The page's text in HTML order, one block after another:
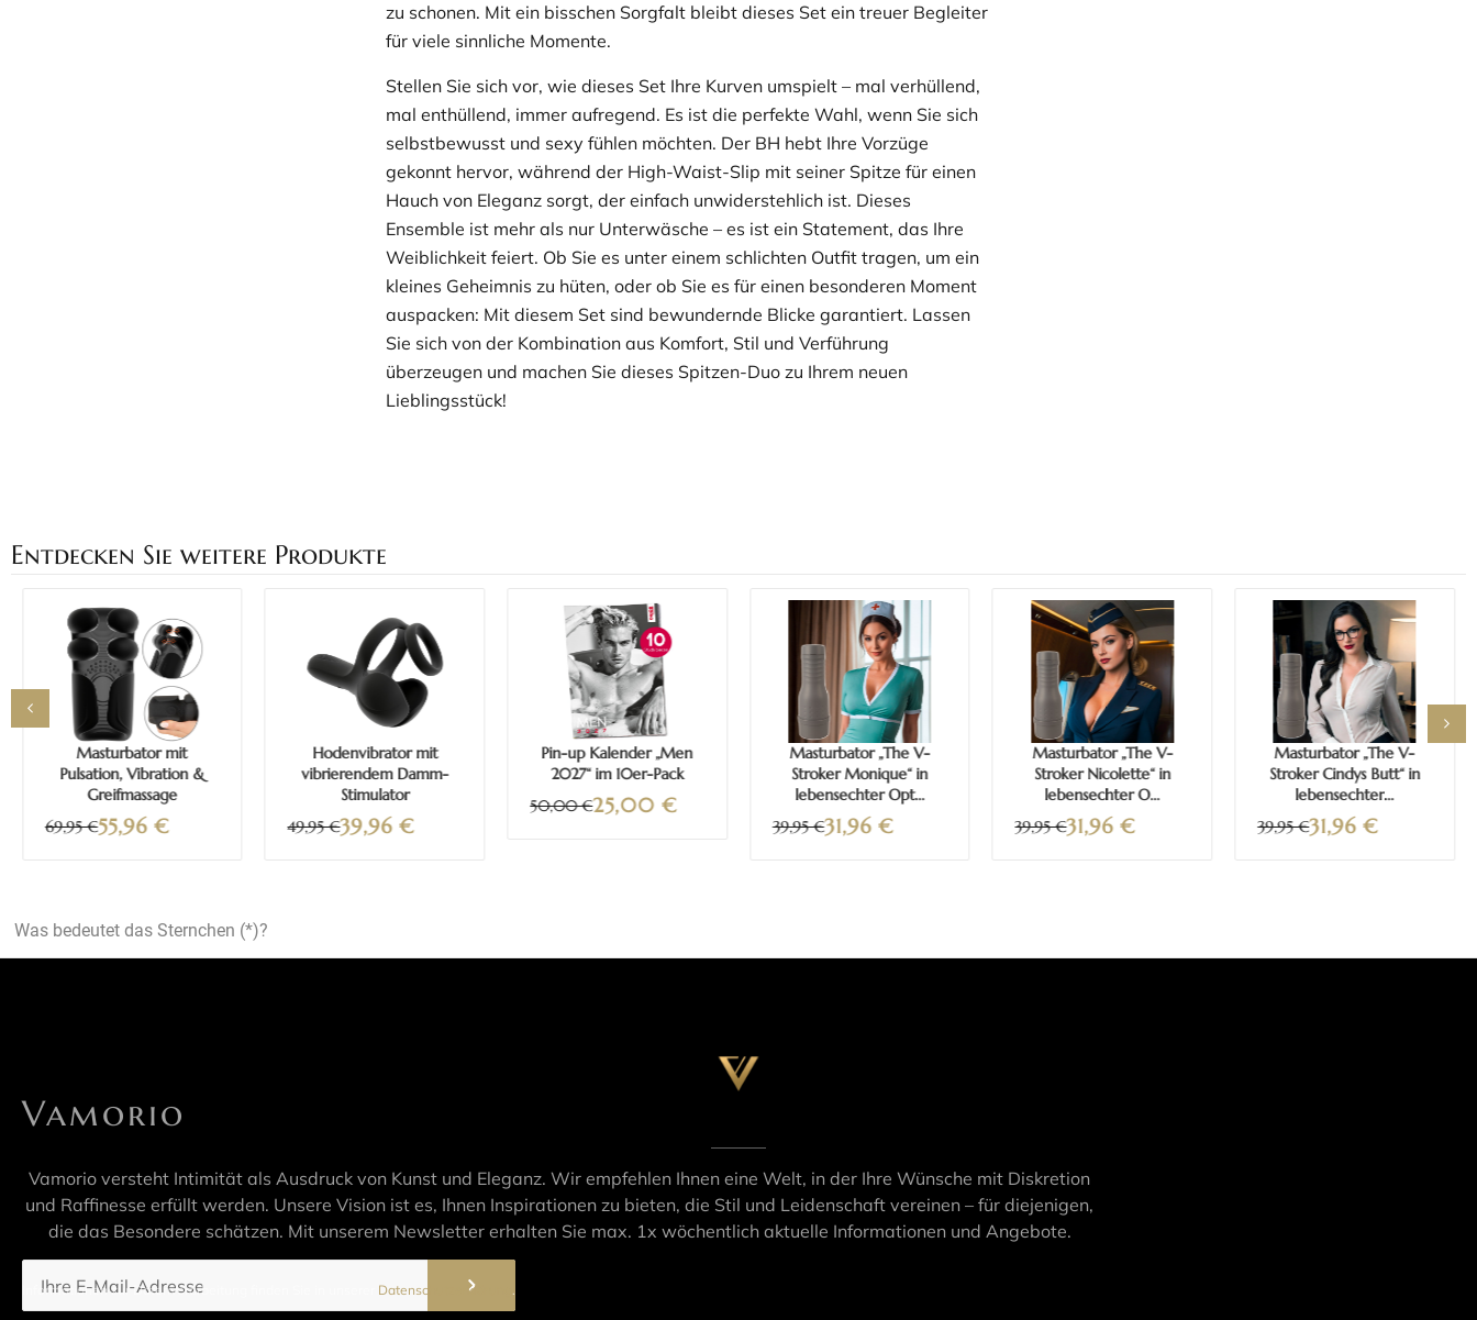
zu schonen. Mit ein bisschen Sorgfalt bleibt dieses Set ein treuer Begleiter
für viele sinnliche Momente.
Stellen Sie sich vor, wie dieses Set Ihre Kurven umspielt – mal verhüllend,
mal enthüllend, immer aufregend. Es ist die perfekte Wahl, wenn Sie sich
selbstbewusst und sexy fühlen möchten. Der BH hebt Ihre Vorzüge
gekonnt hervor, während der High-Waist-Slip mit seiner Spitze für einen
Hauch von Eleganz sorgt, der einfach unwiderstehlich ist. Dieses
Ensemble ist mehr als nur Unterwäsche – es ist ein Statement, das Ihre
Weiblichkeit feiert. Ob Sie es unter einem schlichten Outfit tragen, um ein
kleines Geheimnis zu hüten, oder ob Sie es für einen besonderen Moment
auspacken: Mit diesem Set sind bewundernde Blicke garantiert. Lassen
Sie sich von der Kombination aus Komfort, Stil und Verführung
überzeugen und machen Sie dieses Spitzen-Duo zu Ihrem neuen
Lieblingsstück!
Entdecken Sie weitere Produkte
Masturbator mit
Pulsation, Vibration &
Greifmassage
69,95 €55,96 €
Mehr erfahren
Hodenvibrator mit
vibrierendem Damm-
Stimulator
49,95 €39,96€
Mehr erfahren
Pin-up Kalender „Men
2027“ im 10er-Pack
50,00 €25,00€
Mehr erfahren
Masturbator „The V-
Stroker Monique“ in
lebensechter Opt...
39,95 €31,96 €
Mehr erfahren
Masturbator „The V-
Stroker Nicolette“ in
lebensechter O...
39,95 €31,96€
Mehr erfahren
Masturbator „The V-
Stroker Cindys Butt“ in
lebensechter...
39,95 €31,96€
Mehr erfahren
Was bedeutet das Sternchen (*)?
Vamorio
Vamorio versteht Intimität als Ausdruck von Kunst und Eleganz. Wir empfehlen Ihnen eine Welt, in der Ihre Wünsche mit Diskretion
und Raffinesse erfüllt werden. Unsere Vision ist es, Ihnen Inspirationen zu bieten, die Stil und Leidenschaft vereinen – für diejenigen,
die das Besondere schätzen. Mit unserem Newsletter erhalten Sie max. 1x wöchentlich aktuelle Informationen und Angebote.
Informationen zur Datenverarbeitung finden Sie in unserer Datenschutzerklärung .